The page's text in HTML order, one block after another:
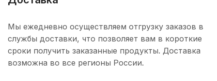
Мы ежедневно осуществляем отгрузку заказов в
службы доставки, что позволяет вам в короткие
сроки получить заказанные продукты. Доставка
возможна во все регионы России.